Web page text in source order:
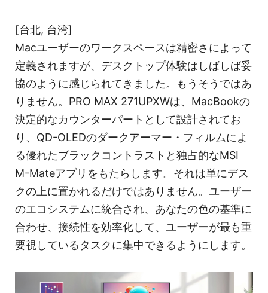
[台北, 台湾]
Macユーザーのワークスペースは精密さによって
定義されますが、デスクトップ体験はしばしば妥
協のように感じられてきました。もうそうではあ
りません。PRO MAX 271UPXWは、MacBookの
決定的なカウンターパートとして設計されてお
り、QD-OLEDのダークアーマー・フィルムによ
る優れたブラックコントラストと独占的なMSI
M-Mateアプリをもたらします。それは単にデス
クの上に置かれるだけではありません。ユーザー
のエコシステムに統合され、あなたの色の基準に
合わせ、接続性を効率化して、ユーザーが最も重
要視しているタスクに集中できるようにします。